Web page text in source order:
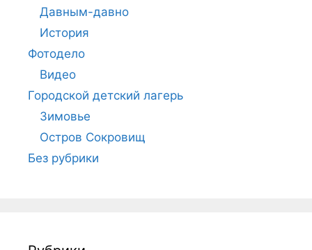
Давным-давно
История
Фотодело
Видео
Городской детский лагерь
Зимовье
Остров Сокровищ
Без рубрики